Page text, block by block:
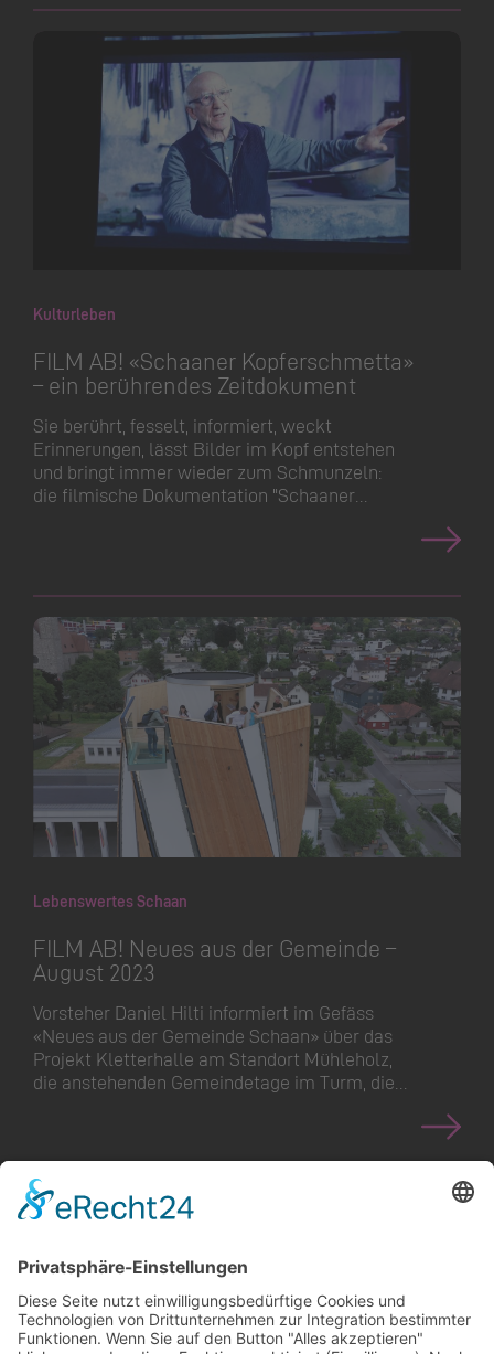
Kulturleben
FILM AB! «Schaaner Kopferschmetta»
– ein berührendes Zeitdokument
Sie berührt, fesselt, informiert, weckt
Erinnerungen, lässt Bilder im Kopf entstehen
und bringt immer wieder zum Schmunzeln:
die filmische Dokumentation "Schaaner…
Lebenswertes Schaan
FILM AB! Neues aus der Gemeinde –
August 2023
Vorsteher Daniel Hilti informiert im Gefäss
«Neues aus der Gemeinde Schaan» über das
Projekt Kletterhalle am Standort Mühleholz,
die anstehenden Gemeindetage im Turm, die…
< >